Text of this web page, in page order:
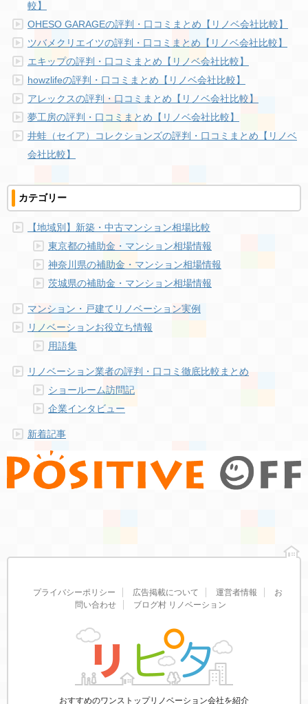
較】
OHESO GARAGEの評判・口コミまとめ【リノベ会社比較】
ツバメクリエイツの評判・口コミまとめ【リノベ会社比較】
エキップの評判・口コミまとめ【リノベ会社比較】
howzlifeの評判・口コミまとめ【リノベ会社比較】
アレックスの評判・口コミまとめ【リノベ会社比較】
夢工房の評判・口コミまとめ【リノベ会社比較】
井蛙（セイア）コレクションズの評判・口コミまとめ【リノベ
会社比較】
カテゴリー
【地域別】新築・中古マンション相場比較
東京都の補助金・マンション相場情報
神奈川県の補助金・マンション相場情報
茨城県の補助金・マンション相場情報
マンション・戸建てリノベーション実例
リノベーションお役立ち情報
用語集
リノベーション業者の評判・口コミ徹底比較まとめ
ショールーム訪問記
企業インタビュー
新着記事
プライバシーポリシー 広告掲載について 運営者情報
お
問い合わせ
ブログ村 リノベーション
おすすめのワンストップリノベーション会社を紹介